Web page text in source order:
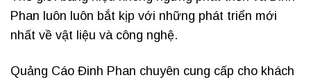
Phan luôn luôn bắt kịp với những phát triển mới
nhất về vật liệu và công nghệ.
Quảng Cáo Đinh Phan chuyên cung cấp cho khách